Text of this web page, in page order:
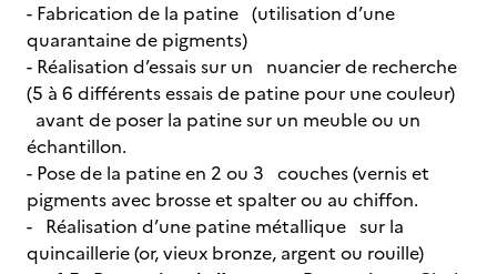
- Fabrication de la patine (utilisation d’une
quarantaine de pigments)
- Réalisation d’essais sur un nuancier de recherche
(5 à 6 différents essais de patine pour une couleur)
avant de poser la patine sur un meuble ou un
échantillon.
- Pose de la patine en 2 ou 3 couches (vernis et
pigments avec brosse et spalter ou au chiffon.
- Réalisation d’une patine métallique sur la
quincaillerie (or, vieux bronze, argent ou rouille)